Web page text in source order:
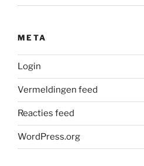
META
Login
Vermeldingen feed
Reacties feed
WordPress.org